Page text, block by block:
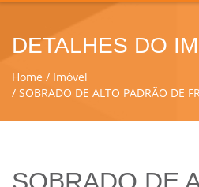
DETALHES DO
Home
Imóvel
SOBRADO DE ALTO PADRÃO DE